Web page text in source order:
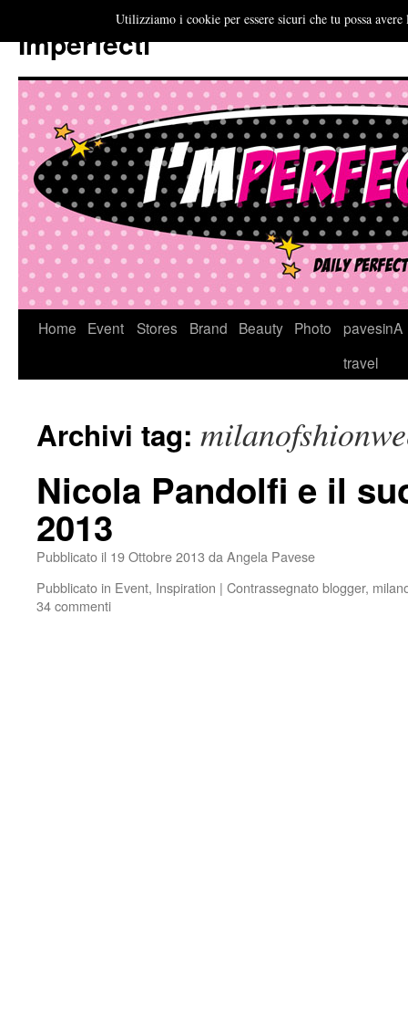
Imperfecti
VaiHome Event Stores Brand Beauty Photo
pavesinA
travel
Archivi tag:
Nicola Pandolfi e il
2013
Pubblicato il 19 Ottobre 2013 da Angela Pavese
Pubblicato in Event, Inspiration | Contrassegnatoblogger,
34 commenti
Utilizziamo i cookie per essere sicuri che tu possa